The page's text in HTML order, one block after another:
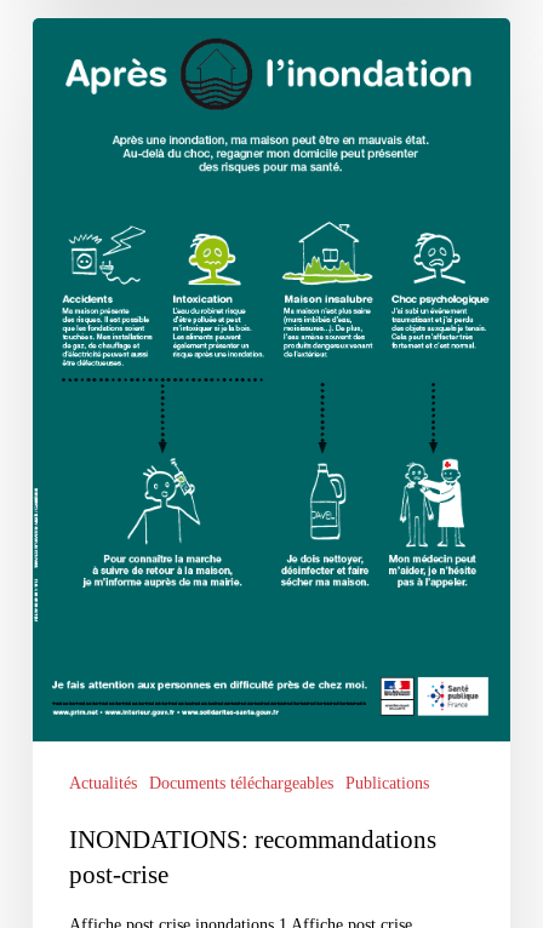
recommandations
Actualités Documents téléchargeables Publications
INONDATIONS: recommandations
post-crise